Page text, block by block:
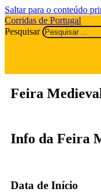
Saltar para o conteúdo
Corridas de Portugal
Pesquisar
Feira
Info da Feira
Data de Início